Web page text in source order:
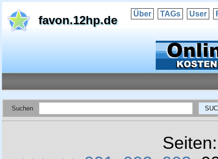
favon.12hp.de Über TAGs User
Suchen